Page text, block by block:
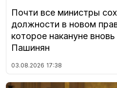
Почти все министры
должности в новом
которое накануне
Пашинян
03.08.2026 17:38